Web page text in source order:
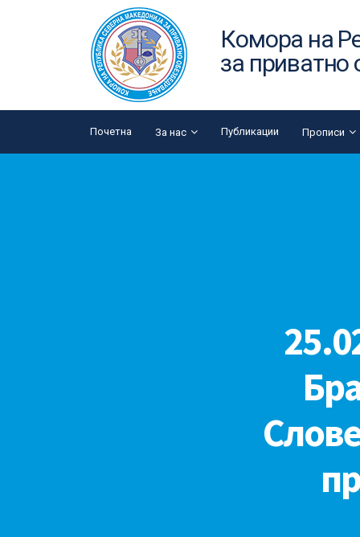
Комора на
за приватно
Почетна За нас Публикации Прописи